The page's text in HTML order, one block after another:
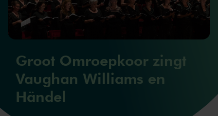
Groot Omroepkoor zingt
Vaughan Williams en
Händel